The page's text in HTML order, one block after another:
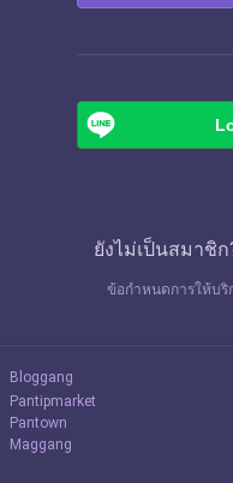
ยังไม่เป็นสมาชิก
ข้อกำหนดการให้บริ
Bloggang
Pantipmarket
Pantown
Maggang